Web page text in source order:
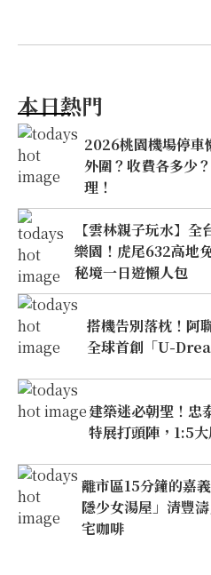
本日熱門
2026桃園機場停車
外圍？收費各多少
理！
【雲林親子玩水】
樂園！虎尾632高地
秘境一日遊懶人包
搭機告別落枕！阿
全球首創「U-
建築迷必朝聖！忠
特展打頭陣，1:5
離市區15分鐘的嘉
隱少女湯屋」清豐
宅咖啡